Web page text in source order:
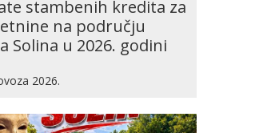
stambenih kredita za
na području
Solina u 2026. godini
2026.